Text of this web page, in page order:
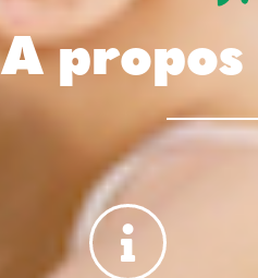
A propos